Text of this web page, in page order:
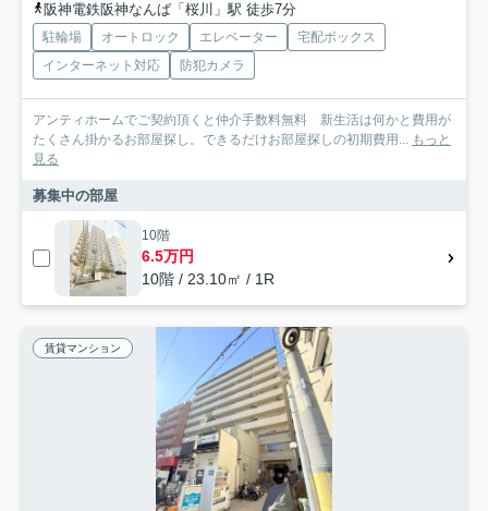
阪神電鉄阪神なんば「桜川」駅 徒歩7分
駐輪場 オートロック エレベーター
宅配ボックス
インターネット対応
防犯カメラ
アンティホームでご契約頂くと仲介手数料無料 新生活は何かと費用が
たくさん掛かるお部屋探し。できるだけお部屋探しの初期費用... もっと
見る
募集中の部屋
10階
6.5万円
10階 / 23.10㎡ / 1R
賃貸マンション